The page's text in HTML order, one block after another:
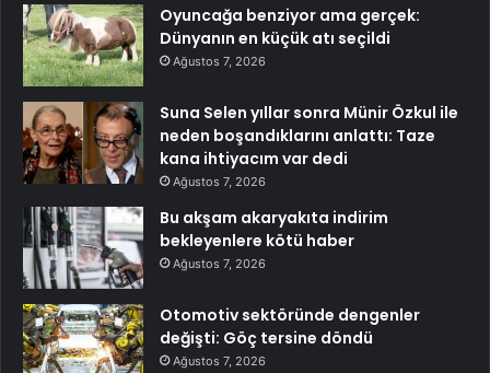
Oyuncağa benziyor ama gerçek:
Dünyanın en küçük atı seçildi
Ağustos 7, 2026
Suna Selen yıllar sonra Münir Özkul ile
neden boşandıklarını anlattı: Taze
kana ihtiyacım var dedi
Ağustos 7, 2026
Bu akşam akaryakıta indirim
bekleyenlere kötü haber
Ağustos 7, 2026
Otomotiv sektöründe dengenler
değişti: Göç tersine döndü
Ağustos 7, 2026